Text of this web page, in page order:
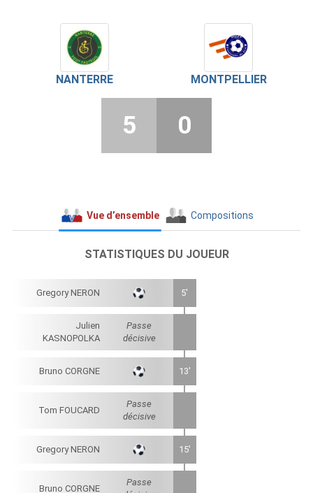
NANTERRE MONTPELLIER
5 0
Vue d’ensemble Compositions
STATISTIQUES DU JOUEUR
Gregory NERON 5'
Julien
KASNOPOLKA
Passe
décisive
Bruno CORGNE 13'
Tom FOUCARD
Passe
décisive
Gregory NERON 15'
Bruno CORGNE
Passe